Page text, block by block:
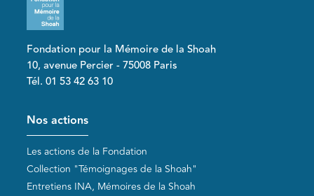
Fondation pour la Mémoire de la Shoah
10, avenue Percier - 75008 Paris
Tél. 01 53 42 63 10
Pied de page
Nos actions
Les actions de la Fondation
Collection "Témoignages de la Shoah"
Entretiens INA, Mémoires de la Shoah